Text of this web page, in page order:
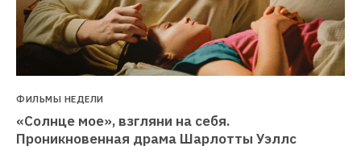
ФИЛЬМЫ НЕДЕЛИ
«Солнце мое», взгляни на себя.
Проникновенная драма Шарлотты Уэллс